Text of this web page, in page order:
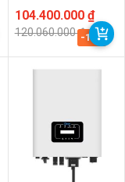
120.060.000₫
Giá
gốc
là:
120.060.000 ₫.
104.400.000 ₫
Giá
hiện
tại
104.400.000 ₫.
-13%